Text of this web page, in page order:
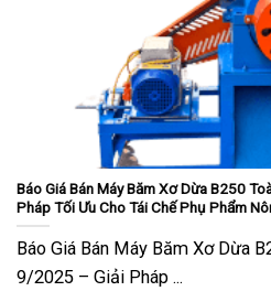
Báo Giá Bán Máy Băm Xơ Dừa B250
Pháp Tối Ưu Cho Tái Chế Phụ Phẩm
Báo Giá Bán Máy Băm Xơ Dừa
9/2025 – Giải Pháp ...